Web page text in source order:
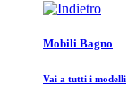
Mobili Bagno
Vai a tutti i modelli